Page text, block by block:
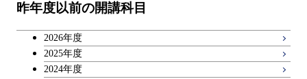
昨年度以前の開講科目
2026年度
2025年度
2024年度